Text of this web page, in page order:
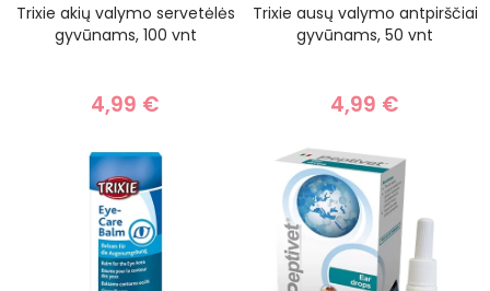
Trixie akių valymo servetėlės
gyvūnams, 100 vnt
4,99 €
Trixie ausų valymo antpirščiai
gyvūnams, 50 vnt
4,99 €